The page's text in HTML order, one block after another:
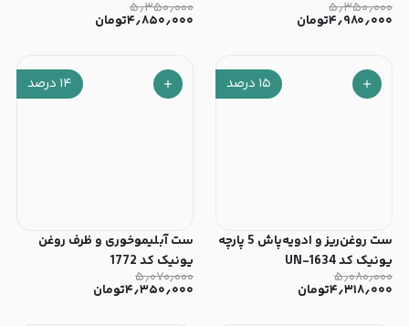
۵٫۳۵۰٫۰۰۰
۴٫۹۸۰٫۰۰۰تومان
6 عددی)
۵٫۳۵۰٫۰۰۰
۴٫۸۵۰٫۰۰۰تومان
۱۵ درصد
‫ست روغن‌ریز و ادویه‌پاش 5 پارچه
یونیک کد UN-1634
۵٫۰۸۰٫۰۰۰
۴٫۳۱۸٫۰۰۰تومان
۱۴ درصد
ست آبلیموخوری و ظرف روغن
یونیک کد 1772
۵٫۰۷۰٫۰۰۰
۴٫۳۵۰٫۰۰۰تومان